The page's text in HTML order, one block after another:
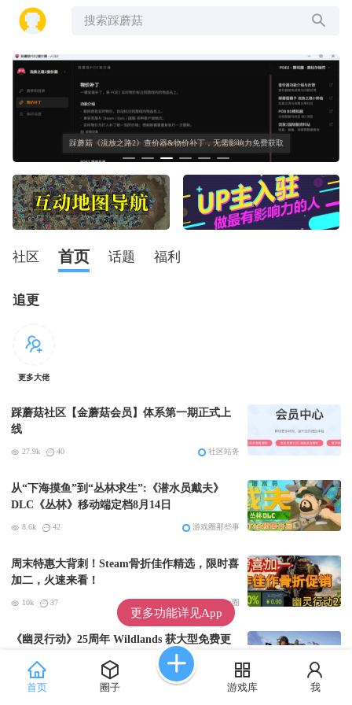
搜索踩蘑菇
踩蘑菇《流放之路2》查价器&物价补丁，无需影响力免费获取
社区 首页 话题 福利
追更
更多大佬
踩蘑菇社区【金蘑菇会员】体系第一期正式上
线
27.9k 40 社区站务
从“下海摸鱼”到“丛林求生”:《潜水员戴夫》
DLC《丛林》移动端定档8月14日
8.6k 42 游戏圈那些事
周末特惠大背刺！Steam骨折佳作精选，限时喜
加二，火速来看！
10k 37 steam圈
《幽灵行动》25周年 Wildlands 获大型免费更
12.2k 游戏圈那些事
首页 圈子 游戏库 我
更多功能详见App